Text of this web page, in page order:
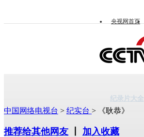
央视网首页
纪录片大全
中国网络电视台 > 纪实台 > 《耿恭》
推荐给其他网友 加入收藏